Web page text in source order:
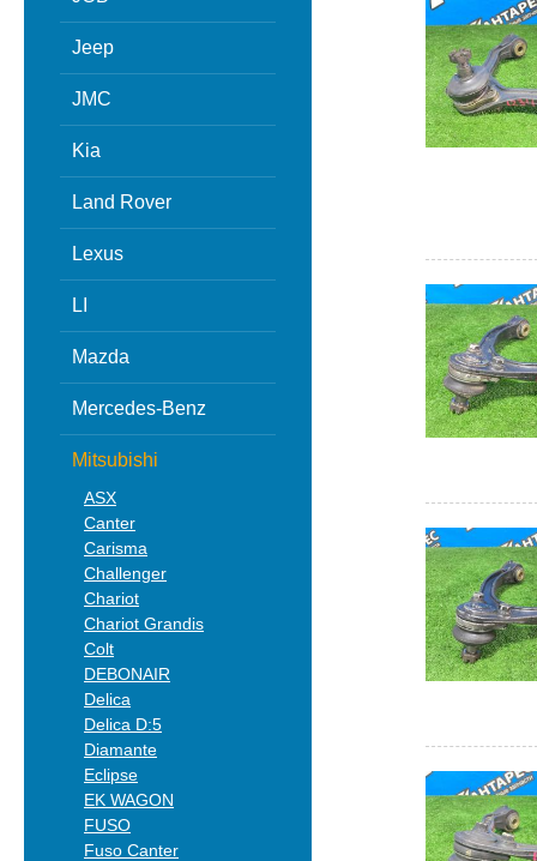
Jeep
JMC
Kia
Land Rover
Lexus
LI
Mazda
Mercedes-Benz
Mitsubishi
ASX
Canter
Carisma
Challenger
Chariot
Chariot Grandis
Colt
DEBONAIR
Delica
Delica D:5
Diamante
Eclipse
EK WAGON
FUSO
Fuso Canter